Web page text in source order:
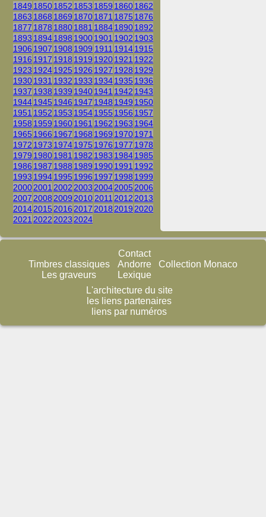
1849 18501852 1853 1859 18601862
1863 1868 1869 18701871 1875 1876
1877 1878 18801881 188418901892
1893 18941898 19001901 1902 1903
1906 1907 1908 1909 1911 19141915
1916 1917 1918 1919 19201921 1922
1923 19241925 1926 1927 1928 1929
19301931 1932 1933 19341935 1936
1937 1938 1939 19401941 1942 1943
19441945 1946 1947 1948 1949 1950
1951 1952 1953 19541955 1956 1957
1958 1959 19601961 1962 1963 1964
1965 1966 1967 1968 1969 19701971
1972 1973 19741975 1976 1977 1978
1979 19801981 1982 1983 19841985
1986 1987 1988 1989 19901991 1992
1993 19941995 1996 1997 1998 1999
20002001 2002 2003 20042005 2006
2007 2008 2009 2010 2011 2012 2013
20142015 2016 2017 2018 2019 2020
2021 2022 2023 2024
Timbres classiques
Les graveurs
Contact
Andorre
Lexique
Collection Monaco
L'architecture du site
les liens partenaires
liens par numéros